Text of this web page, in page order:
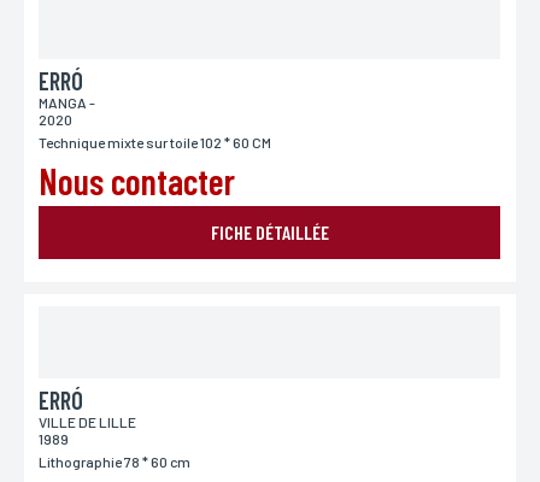
ERRÓ
MANGA -
2020
Technique mixte sur toile 102 * 60 CM
Nous contacter
FICHE DÉTAILLÉE
ERRÓ
VILLE DE LILLE
1989
Lithographie 78 * 60 cm